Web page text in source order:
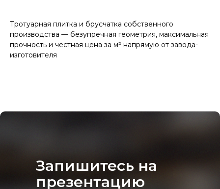
Тротуарная плитка и брусчатка собственного
производства — безупречная геометрия, максимальная
прочность и честная цена за м² напрямую от завода-
изготовителя
Запишитесь на
презентацию